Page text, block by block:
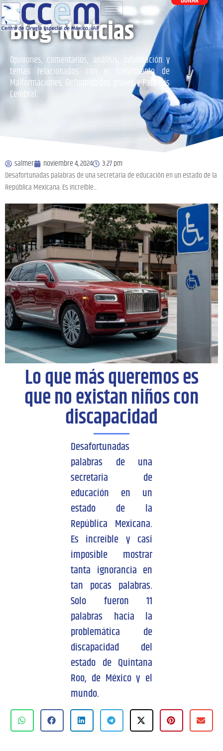
Blog-Noticias
Opiniones, comentarios, análisis, información y
temas relacionados con el tratamiento de
Malformaciones, Deformidades graves y Parálisis
Cerebral.
salmer noviembre 4, 2024
3:27 pm
Desafortunadas palabras de una secretaria de educación en un estado de la
República Mexicana. Es increíble...
Lo que más queremos es
que no existan niños con
discapacidad
Desafortunadas
palabras de una
secretaria de
educación en un
estado de la
República Mexicana.
Es increíble y casi
imposible mostrar
tanta ignorancia en
tan pocas palabras.
Solo fueron 11
palabras hacia la
problemática de
discapacidad del
estado de Quintana
Roo, de México y el
mundo.